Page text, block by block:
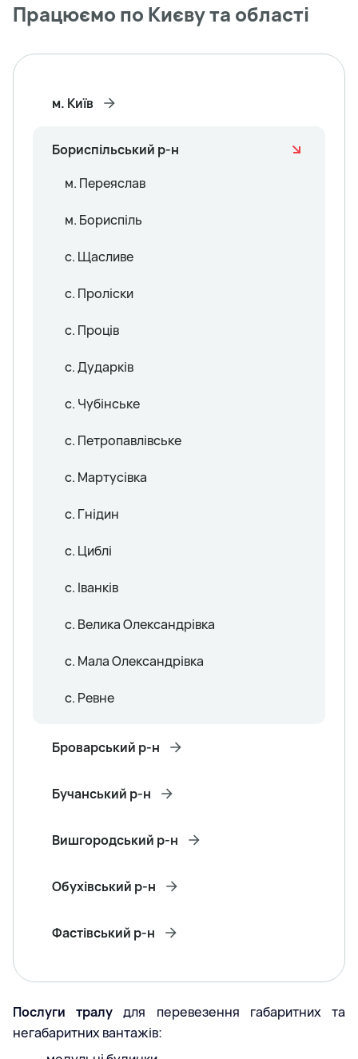
Послуги тралу для перевезення габаритних та
негабаритних вантажів:
Працюємо по Києву та області
м. Київ
Бориспільський р-н
м. Переяслав
м. Бориспіль
с. Щасливе
с. Проліски
с. Проців
с. Дударків
с. Чубінське
с. Петропавлівське
с. Мартусівка
с. Гнідин
с. Циблі
с. Іванків
с. Велика Олександрівка
с. Мала Олександрівка
с. Ревне
Броварський р-н
Бучанський р-н
Вишгородський р-н
Обухівський р-н
Фастівський р-н